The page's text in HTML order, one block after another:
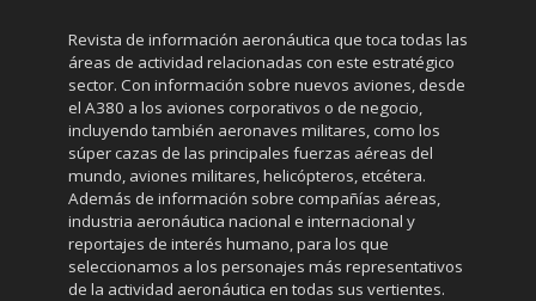
Revista de información aeronáutica que toca todas las
áreas de actividad relacionadas con este estratégico
sector. Con información sobre nuevos aviones, desde
el A380 a los aviones corporativos o de negocio,
incluyendo también aeronaves militares, como los
súper cazas de las principales fuerzas aéreas del
mundo, aviones militares, helicópteros, etcétera.
Además de información sobre compañías aéreas,
industria aeronáutica nacional e internacional y
reportajes de interés humano, para los que
seleccionamos a los personajes más representativos
de la actividad aeronáutica en todas sus vertientes.